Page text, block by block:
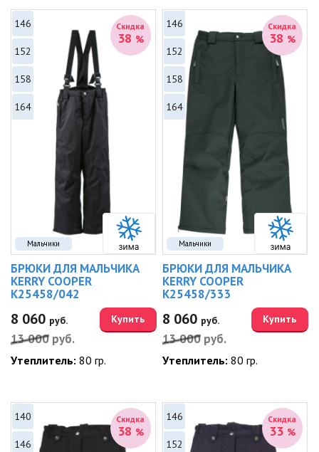
Мальчики
Скидка
38 %
146
152
158
164
БРЮКИ ДЛЯ МАЛЬЧИКА
KERRY COOPER
K25458/042
8 060 руб.
13 000 руб.
Купить
Утеплитель:80 гр.
Мальчики
Скидка
38 %
146
152
158
164
БРЮКИ ДЛЯ МАЛЬЧИКА
KERRY COOPER
K25458/333
8 060 руб.
13 000 руб.
Купить
Утеплитель:80 гр.
Скидка
38 %
140
146
Скидка
33 %
146
152